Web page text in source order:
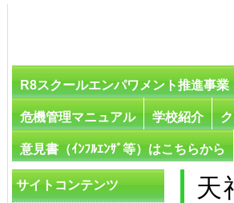
R8スクールエンパワメント推進事業
危機管理マニュアル 学校紹介
意見書（ｲﾝﾌﾙｴﾝｻﾞ等）はこちらから
サイトコンテンツ 天